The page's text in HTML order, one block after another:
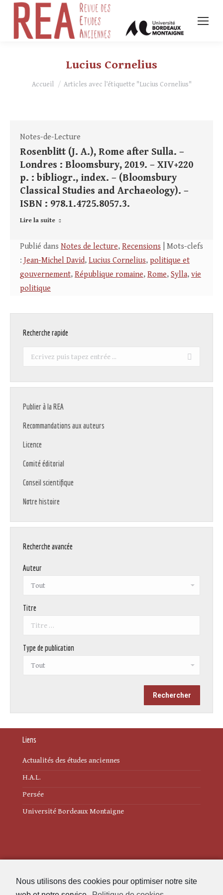
Nous utilisons des cookies pour optimiser notre site
Lucius Cornelius
Vous êtes ici :
Accueil Articles avec l’étiquette "Lucius Cornelius"
Notes-de-Lecture
Rosenblitt (J. A.), Rome after Sulla. –
Londres : Bloomsbury, 2019. – XIV+220
p. : bibliogr., index. – (Bloomsbury
Classical Studies and Archaeology). –
ISBN : 978.1.4725.8057.3.
Lire la suite
Publié dans Notes de lecture, Recensions | Mots-clefs
: Jean-Michel David, Lucius Cornelius, politique et
gouvernement, République romaine, Rome, Sylla, vie
politique
Recherche rapide
Recherche
Publier à la REA
Recommandations aux auteurs
Licence
Comité éditorial
Conseil scientifique
Notre histoire
Recherche avancée
Auteur
Titre
Type de publication
Liens
Actualités des études anciennes
H.A.L.
Persée
Université Bordeaux Montaigne
Politique de cookies (UE)